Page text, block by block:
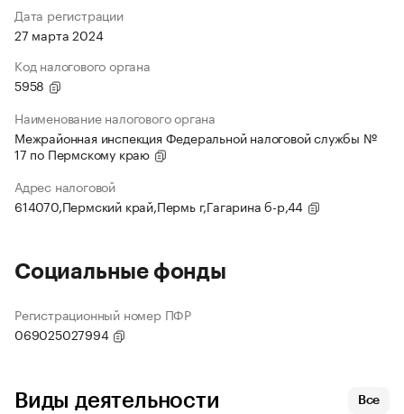
Дата регистрации
27 марта 2024
Код налогового органа
5958
Наименование налогового органа
Межрайонная инспекция Федеральной налоговой службы №
17 по Пермскому краю
Адрес налоговой
614070,Пермский край,Пермь г,Гагарина б-р,44
Социальные фонды
Регистрационный номер ПФР
069025027994
Виды деятельности Все